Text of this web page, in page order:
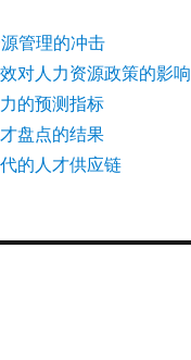
管理的冲击
对人力资源政策的影响
的预测指标
盘点的结果
的人才供应链